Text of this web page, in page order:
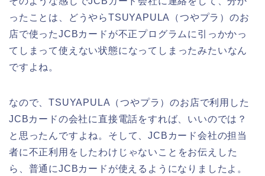
ったことは、どうやらTSUYAPULA（つやプラ）のお
店で使ったJCBカードが不正プログラムに引っかかっ
てしまって使えない状態になってしまったみたいなん
ですよね。
なので、TSUYAPULA（つやプラ）のお店で利用した
JCBカードの会社に直接電話をすれば、いいのでは？
と思ったんですよね。そして、JCBカード会社の担当
者に不正利用をしたわけじゃないことをお伝えした
ら、普通にJCBカードが使えるようになりましたよ。